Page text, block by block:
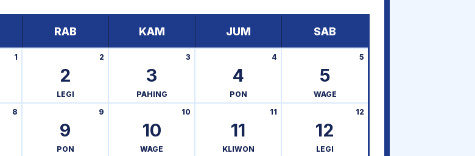
RAB KAM JUM SAB
1
2
2
LEGI
3
3
PAHING
4
4
PON
5
5
WAGE
8
9
9
PON
10
10
WAGE
11
11
KLIWON
12
12
LEGI